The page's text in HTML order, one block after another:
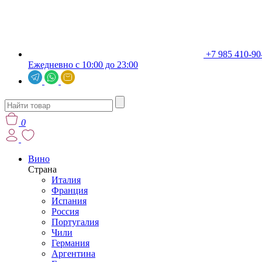
+7 985 410-
Ежедневно с 10:00 до 23:00
0
Вино
Страна
Италия
Франция
Испания
Россия
Португалия
Чили
Германия
Аргентина